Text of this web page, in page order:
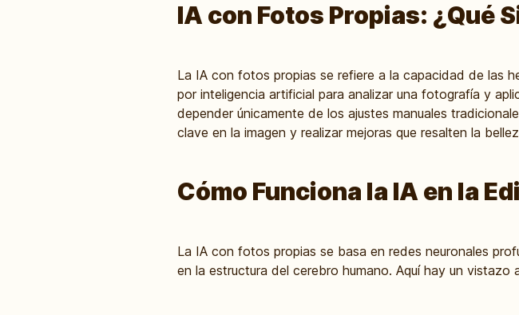
IA con Fotos Propias: ¿Qué
La IA con fotos propias se refiere a la capacidad de las
por inteligencia artificial para analizar una fotografía y
depender únicamente de los ajustes manuales
clave en la imagen y realizar mejoras que resalten la
Cómo Funciona la IA en la
La IA con fotos propias se basa en redes neuronales
en la estructura del cerebro humano. Aquí hay un